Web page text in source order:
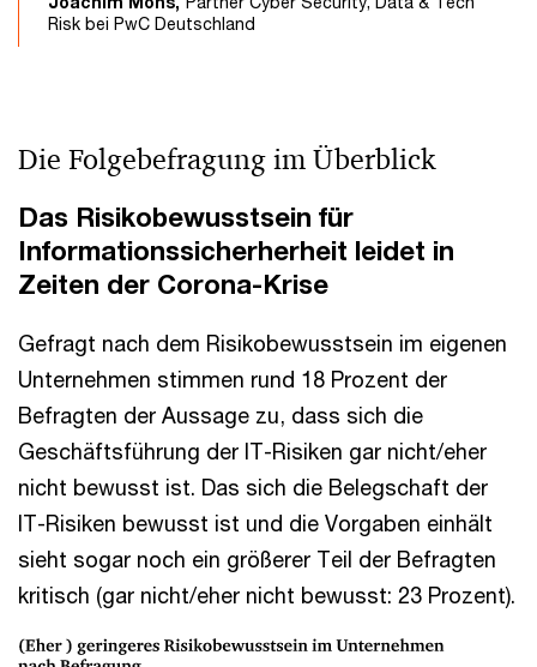
Risk bei PwC Deutschland
Die Folgebefragung im Überblick
Das Risikobewusstsein für
Informationssicherherheit leidet in
Zeiten der Corona-Krise
Gefragt nach dem Risikobewusstsein im eigenen
Unternehmen stimmen rund 18 Prozent der
Befragten der Aussage zu, dass sich die
Geschäftsführung der IT-Risiken gar nicht/eher
nicht bewusst ist. Das sich die Belegschaft der
IT-Risiken bewusst ist und die Vorgaben einhält
sieht sogar noch ein größerer Teil der Befragten
kritisch (gar nicht/eher nicht bewusst: 23 Prozent).